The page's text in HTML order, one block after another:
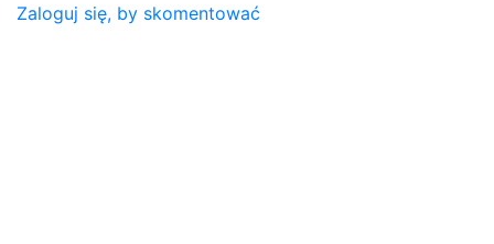
Zaloguj się, by skomentować